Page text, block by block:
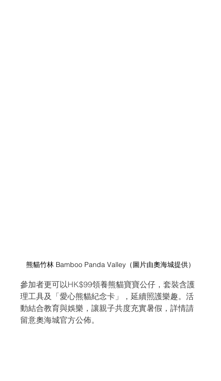
熊貓竹林 Bamboo Panda Valley（圖片由奧海城提供）
參加者更可以HK$99領養熊貓寶寶公仔，套裝含護
理工具及「愛心熊貓紀念卡」，延續照護樂趣。活
動結合教育與娛樂，讓親子共度充實暑假，詳情請
留意奧海城官方公佈。